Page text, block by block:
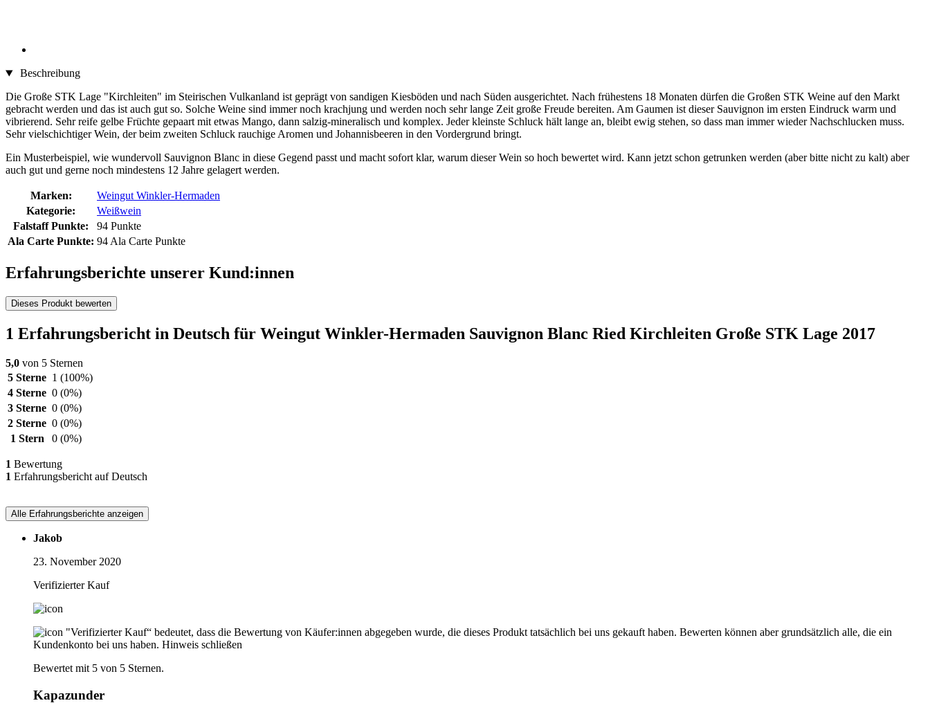
Beschreibung
Die Große STK Lage "Kirchleiten" im Steirischen Vulkanland ist geprägt von sandigen Kiesböden und nach Süden ausgerichtet. Nach frühestens 18 Monaten dürfen die Großen STK Weine auf den Markt
gebracht werden und das ist auch gut so. Solche Weine sind immer noch krachjung und werden noch sehr lange Zeit große Freude bereiten. Am Gaumen ist dieser Sauvignon im ersten Eindruck warm und
vibrierend. Sehr reife gelbe Früchte gepaart mit etwas Mango, dann salzig-mineralisch und komplex. Jeder kleinste Schluck hält lange an, bleibt ewig stehen, so dass man immer wieder Nachschlucken muss.
Sehr vielschichtiger Wein, der beim zweiten Schluck rauchige Aromen und Johannisbeeren in den Vordergrund bringt.
Ein Musterbeispiel, wie wundervoll Sauvignon Blanc in diese Gegend passt und macht sofort klar, warum dieser Wein so hoch bewertet wird. Kann jetzt schon getrunken werden (aber bitte nicht zu kalt) aber
auch gut und gerne noch mindestens 12 Jahre gelagert werden.
Marken:
Weingut Winkler-Hermaden
Kategorie:
Weißwein
Falstaff Punkte:
94 Punkte
Ala Carte Punkte: 94 Ala Carte Punkte
Erfahrungsberichte unserer Kund:innen
Dieses Produkt bewerten
1 Erfahrungsbericht in Deutsch für Weingut Winkler-Hermaden Sauvignon Blanc Ried Kirchleiten Große STK Lage 2017
5,0 von 5 Sternen
5 Sterne 1 (100%)
4 Sterne 0 (0%)
3 Sterne 0 (0%)
2 Sterne 0 (0%)
1 Stern
0 (0%)
1 Bewertung
1 Erfahrungsbericht auf Deutsch
Alle Erfahrungsberichte anzeigen
Jakob
23. November 2020
Verifizierter Kauf
"Verifizierter Kauf“ bedeutet, dass die Bewertung von Käufer:innen abgegeben wurde, die dieses Produkt tatsächlich bei uns gekauft haben. Bewerten können aber grundsätzlich alle, die ein
Kundenkonto bei uns haben. Hinweis schließen
Bewertet mit 5 von 5 Sternen.
Kapazunder